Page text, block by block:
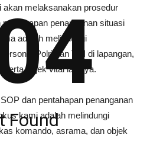
akan melaksanakan prosedur
penanganan situasi
adalah melindungi
Polri dan TNI di lapangan,
objek vital lainnya.
dan pentahapan penanganan
kami adalah melindungi
komando, asrama, dan objek
Found